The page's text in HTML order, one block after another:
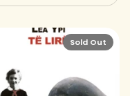
Sold Out